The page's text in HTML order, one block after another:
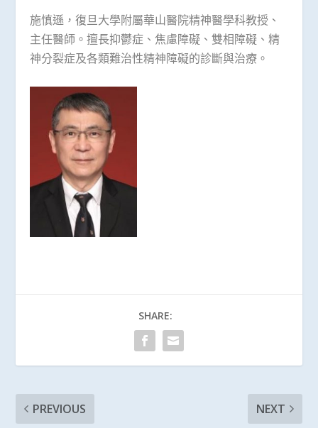
施慎遜，復旦大學附屬華山醫院精神醫學科教授、
主任醫師。擅長抑鬱症、焦慮障礙、雙相障礙、精
神分裂症及各類難治性精神障礙的診斷與治療。
SHARE:
PREVIOUS NEXT